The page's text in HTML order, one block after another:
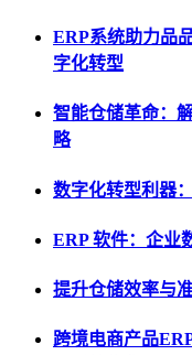
ERP系统助力品
字化转型
智能仓储革命：
略
数字化转型利器
ERP 软件：企业
提升仓储效率与
跨境电商产品